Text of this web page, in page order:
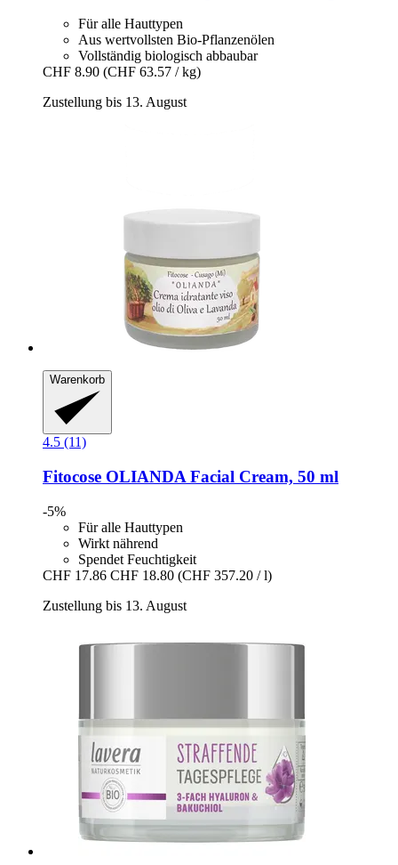
Für alle Hauttypen
Aus wertvollsten Bio-Pflanzenölen
Vollständig biologisch abbaubar
CHF 8.90 (CHF 63.57 / kg)
Zustellung bis 13. August
Warenkorb
4.5 (11)
Fitocose OLIANDA Facial Cream, 50 ml
-5%
Für alle Hauttypen
Wirkt nährend
Spendet Feuchtigkeit
CHF 17.86 CHF 18.80 (CHF 357.20 / l)
Zustellung bis 13. August